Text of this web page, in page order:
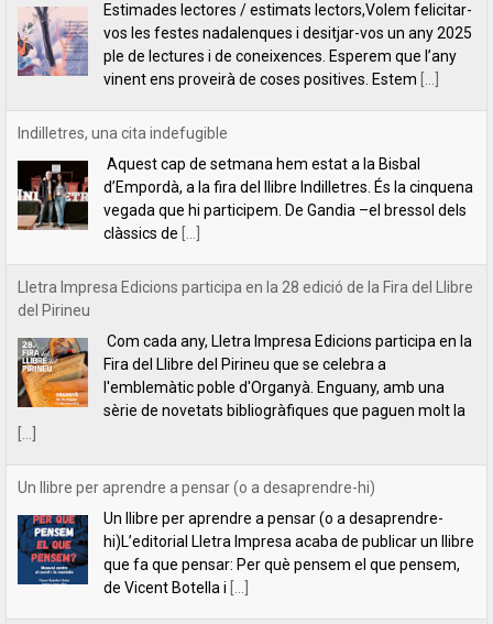
Estimades lectores / estimats lectors,Volem felicitar-
vos les festes nadalenques i desitjar-vos un any 2025
ple de lectures i de coneixences. Esperem que l’any
vinent ens proveirà de coses positives. Estem
Indilletres, una cita indefugible
Aquest cap de setmana hem estat a la Bisbal
d’Empordà, a la fira del llibre Indilletres. És la cinquena
vegada que hi participem. De Gandia –el bressol dels
clàssics de
Lletra Impresa Edicions participa en la 28 edició de la Fira del Llibre
del Pirineu
Com cada any, Lletra Impresa Edicions participa en la
Fira del Llibre del Pirineu que se celebra a
l'emblemàtic poble d'Organyà. Enguany, amb una
sèrie de novetats bibliogràfiques que paguen molt la
Un llibre per aprendre a pensar (o a desaprendre-hi)
Un llibre per aprendre a pensar (o a desaprendre-
hi)L’editorial Lletra Impresa acaba de publicar un llibre
que fa que pensar: Per què pensem el que pensem,
de Vicent Botella i